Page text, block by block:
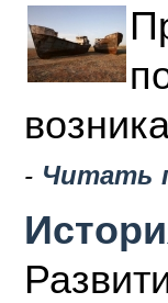
- Читать